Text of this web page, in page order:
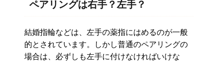
ペアリングは右手？左手？
結婚指輪などは、左手の薬指にはめるのが一般
的とされています。しかし普通のペアリングの
場合は、必ずしも左手に付けなければいけな